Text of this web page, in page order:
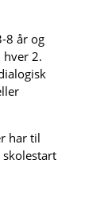
8 år og
2.
har til